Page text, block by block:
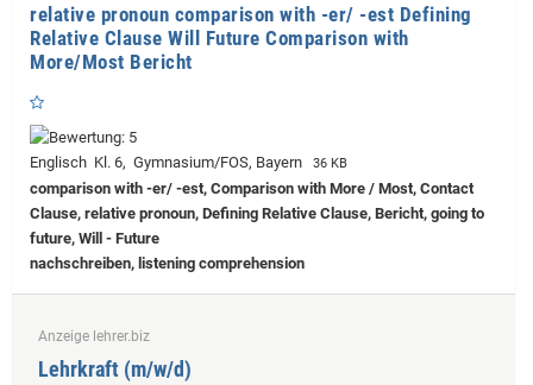
relative pronoun comparison with -er/ -est Defining
Relative Clause Will Future Comparison with
More/Most Bericht
Englisch Kl. 6, Gymnasium/FOS, Bayern 36 KB
comparison with -er/ -est, Comparison with More / Most, Contact
Clause, relative pronoun, Defining Relative Clause, Bericht, going to
future, Will - Future
nachschreiben, listening comprehension
Anzeige lehrer.biz
Lehrkraft (m/w/d)